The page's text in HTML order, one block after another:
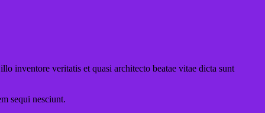
inventore veritatis et quasi architecto beatae vitae dicta sunt
sequi nesciunt.